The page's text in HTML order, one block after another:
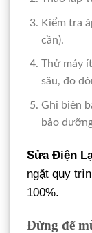
Kiểm tra
cần).
Thử máy
sâu, đo
Ghi biên
bảo
Sửa Điện
ngặt quy
100%.
Đừng để